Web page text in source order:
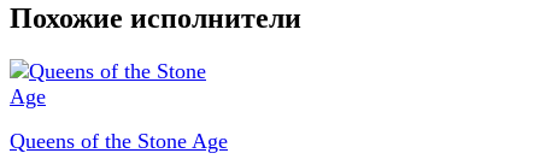
Похожие исполнители
Queens of the Stone Age